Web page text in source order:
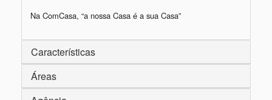
Características
Áreas